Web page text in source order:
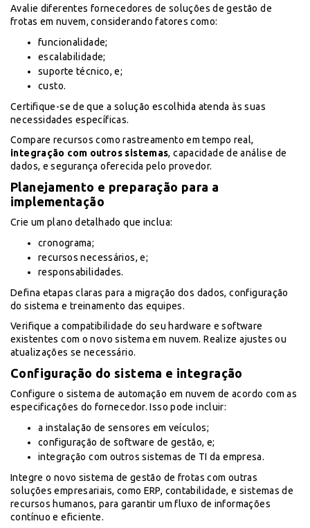
Avalie diferentes fornecedores de soluções de gestão de
frotas em nuvem, considerando fatores como:
funcionalidade;
escalabilidade;
suporte técnico, e;
custo.
Certifique-se de que a solução escolhida atenda às suas
necessidades específicas.
Compare recursos como rastreamento em tempo real,
integração com outros sistemas, capacidade de análise de
dados, e segurança oferecida pelo provedor.
Planejamento e preparação para a
implementação
Crie um plano detalhado que inclua:
cronograma;
recursos necessários, e;
responsabilidades.
Defina etapas claras para a migração dos dados, configuração
do sistema e treinamento das equipes.
Verifique a compatibilidade do seu hardware e software
existentes com o novo sistema em nuvem. Realize ajustes ou
atualizações se necessário.
Configuração do sistema e integração
Configure o sistema de automação em nuvem de acordo com as
especificações do fornecedor. Isso pode incluir:
a instalação de sensores em veículos;
configuração de software de gestão, e;
integração com outros sistemas de TI da empresa.
Integre o novo sistema de gestão de frotas com outras
soluções empresariais, como ERP, contabilidade, e sistemas de
recursos humanos, para garantir um fluxo de informações
contínuo e eficiente.